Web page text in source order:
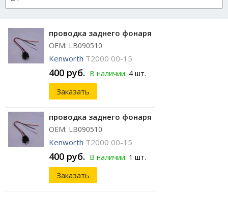
проводка заднего фонаря
ОЕМ: LB090510
Kenworth T2000 00-15
400 руб. В наличии: 4 шт.
Заказать
проводка заднего фонаря
ОЕМ: LB090510
Kenworth T2000 00-15
400 руб. В наличии: 1 шт.
Заказать